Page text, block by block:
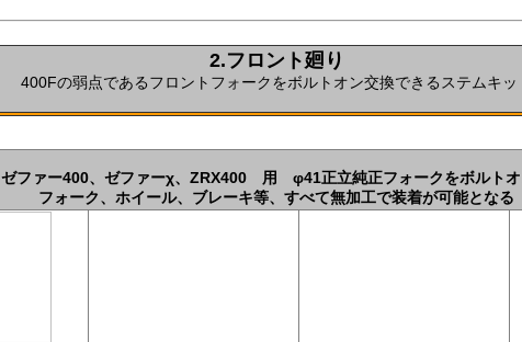
2.フロント廻り
400Fの弱点であるフロントフォークをボルトオン交換できるステムキッ
ゼファー400、ゼファーχ、ZRX400 用 φ41正立純正フォークをボルトオ
フォーク、ホイール、ブレーキ等、すべて無加工で装着が可能となる